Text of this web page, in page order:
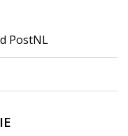
PostNL